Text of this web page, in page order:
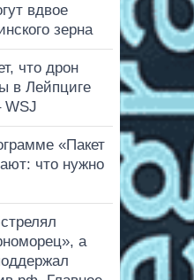
вдвое
зерна
что дрон
в Лейпциге
WSJ
«Пакет
что нужно
а